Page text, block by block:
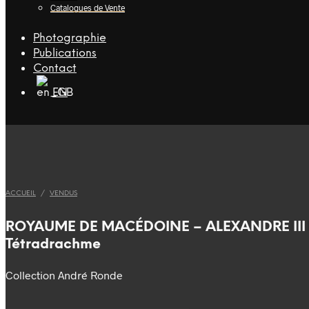
Catalogues de Vente
Photographie
Publications
Contact
EN
ACCUEIL / VENDUS
ROYAUME DE MACÉDOINE – ALEXANDRE
Tétradrachme
Collection André Ronde